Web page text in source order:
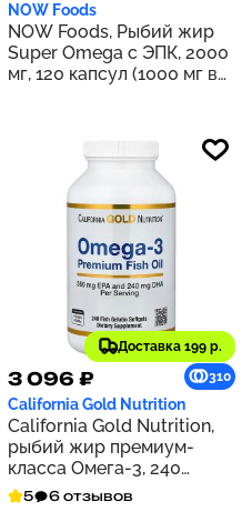
NOW Foods
NOW Foods, Рыбий жир
Super Omega с ЭПК, 2000
мг, 120 капсул (1000 мг в
Доставка 199 р.
3 096 ₽ 310
California Gold Nutrition
California Gold Nutrition,
рыбий жир премиум-
класса Омега-3, 240
капсул с рыбьим
желатином
5 6 отзывов